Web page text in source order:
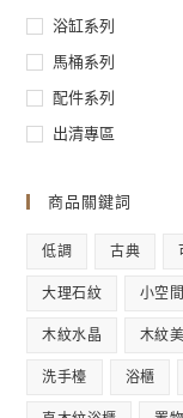
浴缸系列
馬桶系列
配件系列
出清專區
商品關鍵詞
低調 古典
大理石紋 小空間
木紋水晶 木紋
洗手檯 浴櫃